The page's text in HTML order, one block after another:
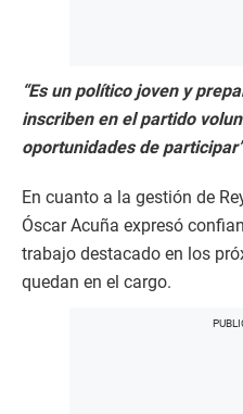
“Es un político joven y
inscriben en el partido
oportunidades de
En cuanto a la gestión de
Óscar Acuña expresó
trabajo destacado en los
quedan en el cargo.